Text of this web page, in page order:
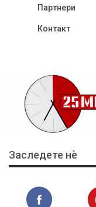
Партнери
Контакт
Заследете нѐ